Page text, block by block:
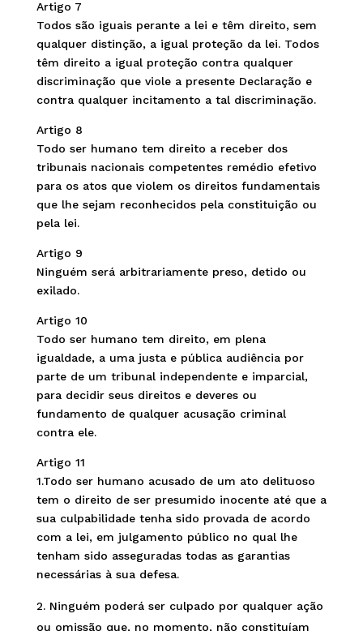
Artigo 7
Todos são iguais perante a lei e têm direito, sem
qualquer distinção, a igual proteção da lei. Todos
têm direito a igual proteção contra qualquer
discriminação que viole a presente Declaração e
contra qualquer incitamento a tal discriminação.
Artigo 8
Todo ser humano tem direito a receber dos
tribunais nacionais competentes remédio efetivo
para os atos que violem os direitos fundamentais
que lhe sejam reconhecidos pela constituição ou
pela lei.
Artigo 9
Ninguém será arbitrariamente preso, detido ou
exilado.
Artigo 10
Todo ser humano tem direito, em plena
igualdade, a uma justa e pública audiência por
parte de um tribunal independente e imparcial,
para decidir seus direitos e deveres ou
fundamento de qualquer acusação criminal
contra ele.
Artigo 11
1.Todo ser humano acusado de um ato delituoso
tem o direito de ser presumido inocente até que a
sua culpabilidade tenha sido provada de acordo
com a lei, em julgamento público no qual lhe
tenham sido asseguradas todas as garantias
necessárias à sua defesa.
Ninguém poderá ser culpado por qualquer ação
ou omissão que, no momento, não constituíam